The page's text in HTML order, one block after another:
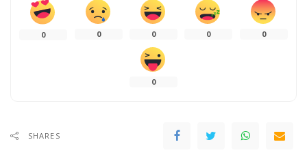
0 0 0 0 0
0
SHARES